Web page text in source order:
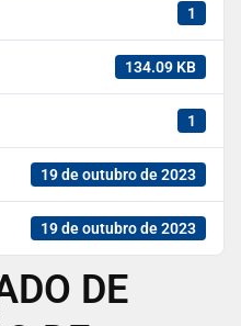
1
134.09 KB
1
19 de outubro de 2023
19 de outubro de 2023
DE